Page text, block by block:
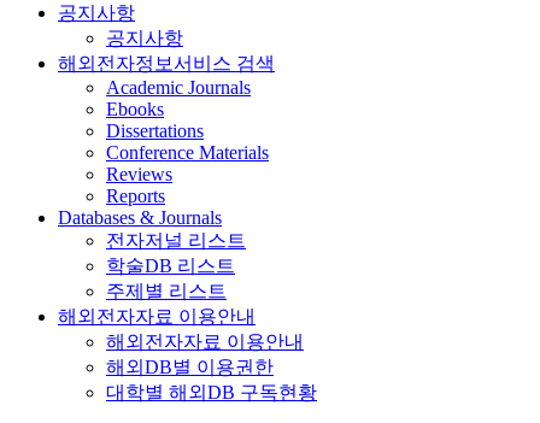
공지사항
공지사항
해외전자정보서비스 검색
Academic Journals
Ebooks
Dissertations
Conference Materials
Reviews
Reports
Databases & Journals
전자저널 리스트
학술DB 리스트
주제별 리스트
해외전자자료 이용안내
해외전자자료 이용안내
해외DB별 이용권한
대학별 해외DB 구독현황